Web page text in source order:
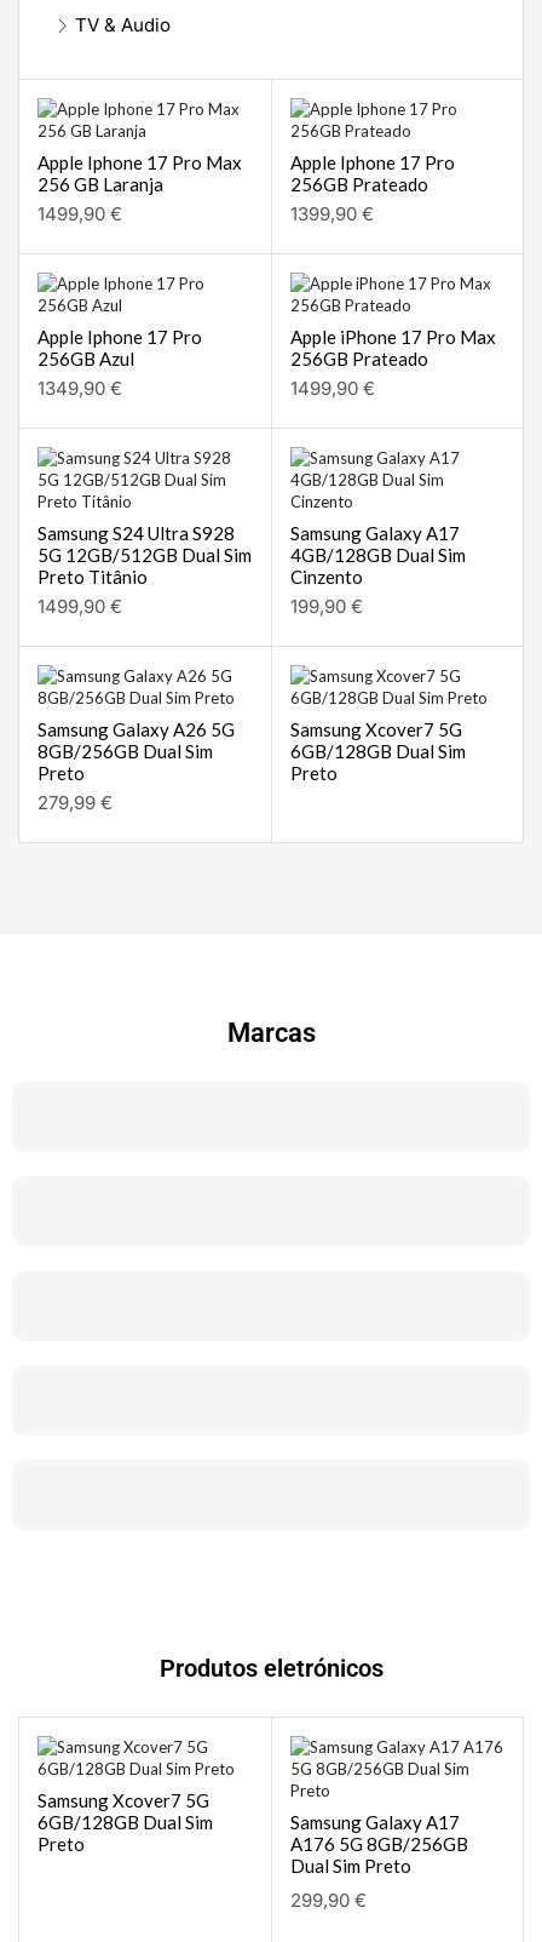
TV & Audio
Apple Iphone 17 Pro Max
256 GB Laranja
1499,90 €
Apple Iphone 17 Pro
256GB Prateado
1399,90 €
Apple Iphone 17 Pro
256GB Azul
1349,90 €
Apple iPhone 17 Pro Max
256GB Prateado
1499,90 €
Samsung S24 Ultra S928
5G 12GB/512GB Dual Sim
Preto Titânio
1499,90 €
Samsung Galaxy A17
4GB/128GB Dual Sim
Cinzento
199,90 €
Samsung Galaxy A26 5G
8GB/256GB Dual Sim
Preto
279,99 €
Samsung Xcover7 5G
6GB/128GB Dual Sim
Preto
Marcas
Produtos eletrónicos
Samsung Xcover7 5G
6GB/128GB Dual Sim
Preto
Samsung Galaxy A17
A176 5G 8GB/256GB
Dual Sim Preto
299,90 €